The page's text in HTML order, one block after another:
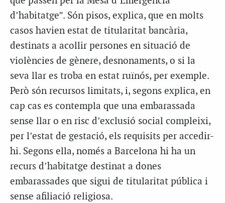
d’habitatge”. Són pisos, explica, que en molts
casos havien estat de titularitat bancària,
destinats a acollir persones en situació de
violències de gènere, desnonaments, o si la
seva llar es troba en estat ruïnós, per exemple.
Però són recursos limitats, i, segons explica, en
cap cas es contempla que una embarassada
sense llar o en risc d’exclusió social compleixi,
per l’estat de gestació, els requisits per accedir-
hi. Segons ella, només a Barcelona hi ha un
recurs d’habitatge destinat a dones
embarassades que sigui de titularitat pública i
sense afiliació religiosa.